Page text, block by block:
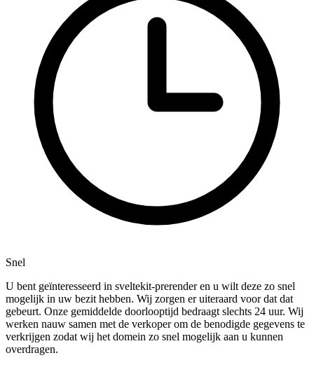
Snel
U bent geïnteresseerd in sveltekit-prerender en u wilt deze zo snel
mogelijk in uw bezit hebben. Wij zorgen er uiteraard voor dat dat
gebeurt. Onze gemiddelde doorlooptijd bedraagt slechts 24 uur. Wij
werken nauw samen met de verkoper om de benodigde gegevens te
verkrijgen zodat wij het domein zo snel mogelijk aan u kunnen
overdragen.